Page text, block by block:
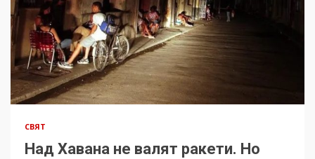
СВЯТ
Над Хавана не валят ракети. Но